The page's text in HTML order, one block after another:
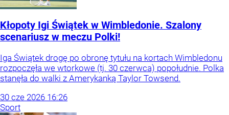
Kłopoty Igi Świątek w Wimbledonie. Szalony
scenariusz w meczu Polki!
Iga Świątek drogę po obronę tytułu na kortach Wimbledonu
rozpoczęła we wtorkowe (tj. 30 czerwca) popołudnie. Polka
stanęła do walki z Amerykanką Taylor Towsend.
30 cze 2026 16:26
Sport